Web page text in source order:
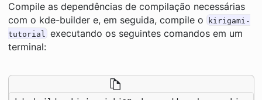
Compile as dependências de compilação necessárias
com o kde-builder e, em seguida, compile o
kirigami-
tutorial
executando os seguintes comandos em um
terminal: